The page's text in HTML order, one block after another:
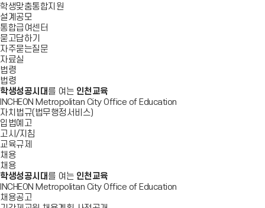
학생맞춤통합지원
설계공모
통합급여센터
묻고답하기
자주묻는질문
자료실
법령
법령
학생성공시대 를 여는 인천교육
INCHEON Metropolitan City Office of Education
자치법규(법무행정서비스)
입법예고
고시/지침
교육규제
채용
채용
학생성공시대 를 여는 인천교육
INCHEON Metropolitan City Office of Education
채용공고